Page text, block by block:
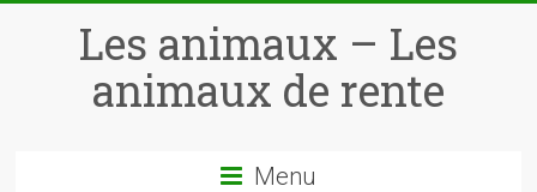
Les animaux – Les
animaux de rente
Menu